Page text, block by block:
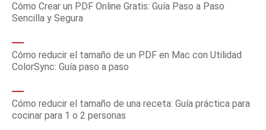
Cómo Crear un PDF Online Gratis: Guía Paso a Paso
Sencilla y Segura
Cómo reducir el tamaño de un PDF en Mac con Utilidad
ColorSync: Guía paso a paso
Cómo reducir el tamaño de una receta: Guía práctica para
cocinar para 1 o 2 personas